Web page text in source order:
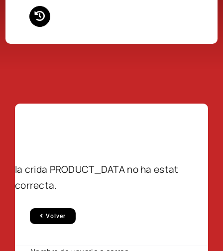
la crida PRODUCT_DATA no ha estat
correcta.
Volver